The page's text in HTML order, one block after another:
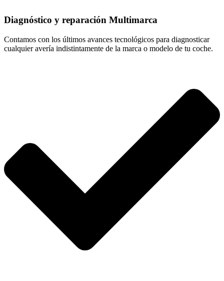
Diagnóstico y reparación Multimarca
Contamos con los últimos avances tecnológicos para diagnosticar
cualquier avería indistintamente de la marca o modelo de tu coche.